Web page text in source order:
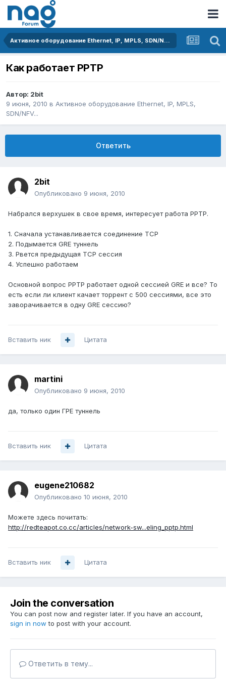
Активное оборудование Ethernet, IP, MPLS, SDN/NFV...
Как работает PPTP
Автор: 2bit
9 июня, 2010 в Активное оборудование Ethernet, IP, MPLS,
SDN/NFV...
Ответить
2bit
Опубликовано 9 июня, 2010
Набрался верхушек в свое время, интересует работа PPTP.
1. Сначала устанавливается соединение TCP
2. Подымается GRE туннель
3. Рвется предыдущая TCP сессия
4. Успешно работаем
Основной вопрос PPTP работает одной сессией GRE и все? То
есть если ли клиент качает торрент с 500 сессиями, все это
заворачивается в одну GRE сессию?
Вставить ник Цитата
martini
Опубликовано 9 июня, 2010
да, только один ГРЕ туннель
Вставить ник Цитата
eugene210682
Опубликовано 10 июня, 2010
Можете здесь почитать:
http://redteapot.co.cc/articles/network-sw...eling_pptp.html
Вставить ник Цитата
Join the conversation
You can post now and register later. If you have an account,
sign in now to post with your account.
Ответить в тему...